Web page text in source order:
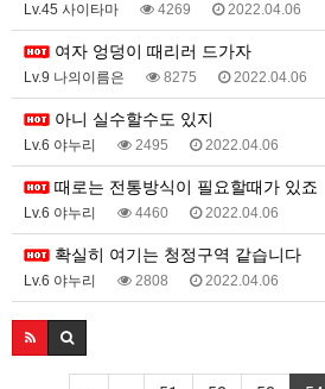
Lv.45 사이타마 4269 2022.04.06
여자 엉덩이 때리러 드가자
Lv.9 나의이름은 8275 2022.04.06
아니 실수할수도 있지
Lv.6 야누리 2495 2022.04.06
때로는 전통방식이 필요할때가 있죠
Lv.6 야누리 4460 2022.04.06
확실히 여기는 청정구역 같습니다
Lv.6 야누리 2808 2022.04.06